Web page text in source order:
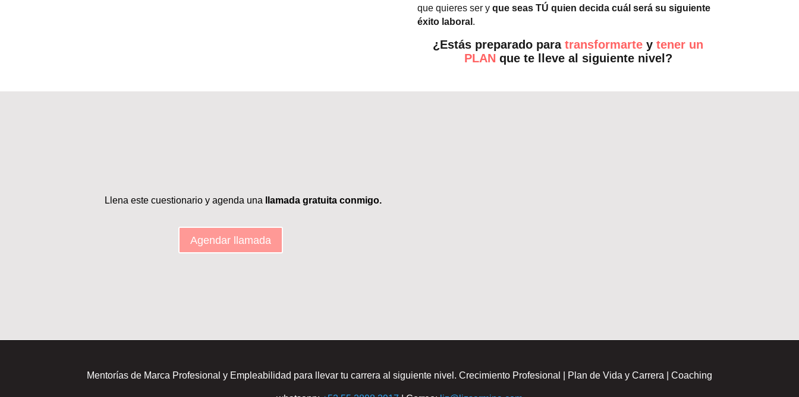
que quieres ser y que seas TÚ quien decida cuál será su siguiente
éxito laboral .
¿Estás preparado paratransformarte ytener un
PLAN que te lleve al siguiente nivel?
Llena este cuestionario y agenda una llamada gratuita conmigo.
Agendar llamada
Mentorías de Marca Profesional y Empleabilidad para llevar tu carrera al siguiente nivel. Crecimiento Profesional | Plan de Vida y Carrera | Coaching